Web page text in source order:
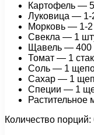
Картофель —
Луковица — 1-
Морковь — 1-2
Свекла — 1
Щавель — 400
Томат — 1
Соль — 1
Сахар — 1
Специи — 1
Растительное
Количество порций: